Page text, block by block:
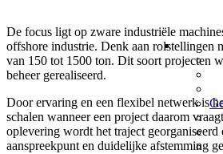
De focus ligt op zware industriële
offshore industrie. Denk aan rolstellingen
van 150 tot 1500 ton. Dit soort projecten
beheer gerealiseerd.
Door ervaring en een flexibel netwerk is
schalen wanneer een project daarom
oplevering wordt het traject georganiseerd
aanspreekpunt en duidelijke afstemming